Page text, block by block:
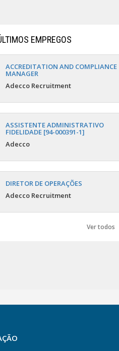
EMPREGOS
ACCREDITATION AND COMPLIANCE
MANAGER
Adecco Recruitment
ASSISTENTE ADMINISTRATIVO
FIDELIDADE [94-000391-1]
Adecco
DIRETOR DE OPERAÇÕES
Adecco Recruitment
Ver todos